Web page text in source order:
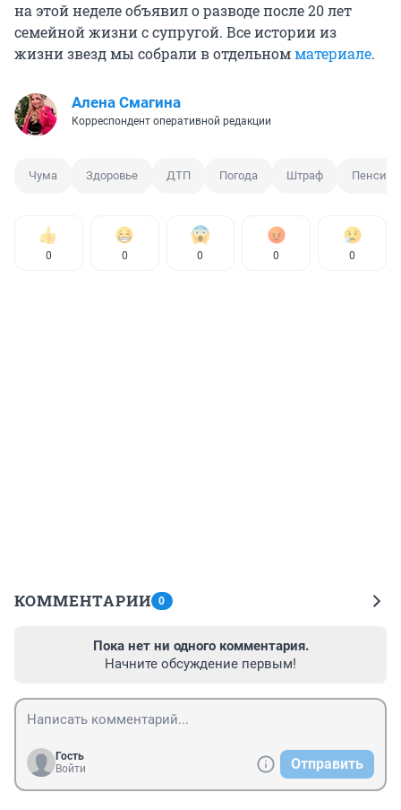
на этой неделе объявил о разводе после 20 лет
семейной жизни с супругой. Все истории из
жизни звезд мы собрали в отдельномматериале.
Алена Смагина
Корреспондент оперативной редакции
Чума Здоровье ДТП Погода Штраф Пенсия
0 0 0 0 0
КОММЕНТАРИИ 0
Пока нет ни одного комментария.
Начните обсуждение первым!
Гость
Войти
Отправить